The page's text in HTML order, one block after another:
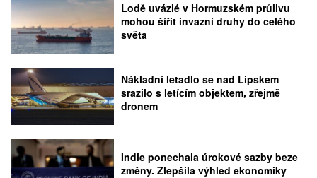
Lodě uvázlé v Hormuzském průlivu
mohou šířit invazní druhy do celého
světa
Nákladní letadlo se nad Lipskem
srazilo s letícím objektem, zřejmě
dronem
Indie ponechala úrokové sazby beze
změny. Zlepšila výhled ekonomiky